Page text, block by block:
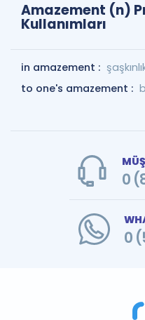
Amazement (n)
Kullanımları
in amazement :
to one's amazement :
0
0